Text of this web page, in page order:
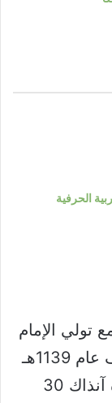
الحرفية
تولي الإمام
محمد بن سعود حكم الدرعية منتصف عام 1139هـ
(22 فبراير/شباط 1727) وكان عمره آنذاك 30